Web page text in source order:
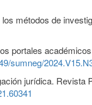
métodos de
portales
sumneg/
jurídica. Revista